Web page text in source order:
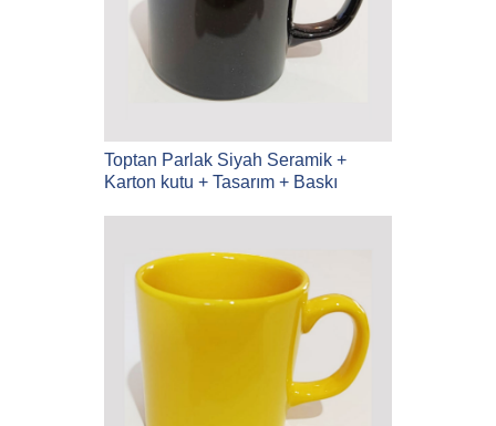
Toptan Parlak Siyah Seramik +
Karton kutu + Tasarım + Baskı